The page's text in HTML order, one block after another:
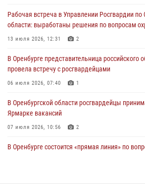
23 июля 2026, 10:47
Итоги работы Управления вневедомственной
23 июля 2026, 10:34
Рабочая встреча в Управлении Росгвардии по
области: выработаны решения по вопросам
13 июля 2026, 12:31 2
В Оренбурге представительница российского
провела встречу с росгвардейцами
06 июля 2026, 07:40 1
В Оренбургской области росгвардейцы
Ярмарке вакансий
07 июля 2026, 10:56 2
В Оренбурге состоится «прямая линия» по